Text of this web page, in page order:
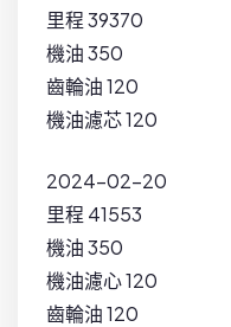
里程 39370
機油 350
齒輪油 120
機油濾芯 120
2024-02-20
里程 41553
機油 350
機油濾心 120
齒輪油 120